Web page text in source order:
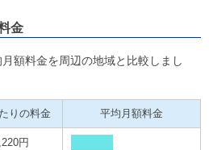
金
額料金を周辺の地域と比較しまし
りの料金 平均月額料金
円